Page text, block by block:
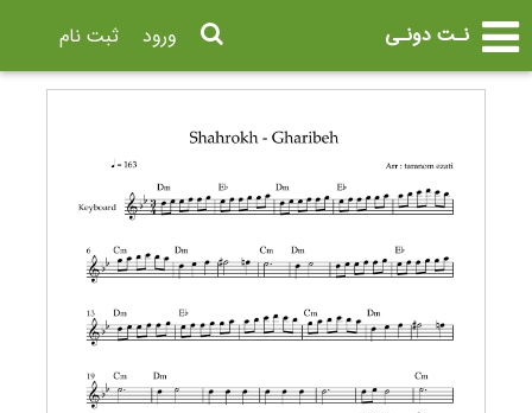
نـت دونـی ثبت نام ورود